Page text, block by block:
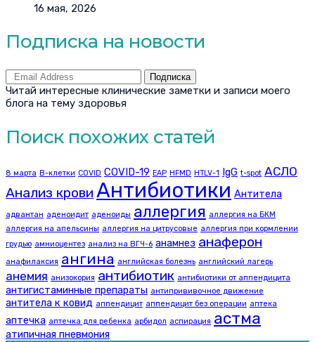
16 мая, 2026
Подписка на новости
Подписка
Читай интересные клинические заметки и записи моего
блога на тему здоровья
Поиск похожих статей
8 марта B-клетки COVID COVID-19 EAP HFMD HTLV-1 IgG t-spot АСЛО
Анализ крови Антибиотики Антитела
адвантан аденоидит аденоиды аллергия аллергия на БКМ
аллергия на апельсины аллергия на цитрусовые аллергия при кормлении
грудью амниоцентез анализ на ВГЧ-6 анамнез анаферон
анафилаксия ангина английская болезнь английский лагерь
анемия анизокория антибиотик антибиотики от аппендицита
антигистаминные препараты антипрививочное движение
антитела к ковид аппендицит аппендицит без операции аптека
аптечка аптечка для ребенка арбидол аспирация астма
атипичная пневмония